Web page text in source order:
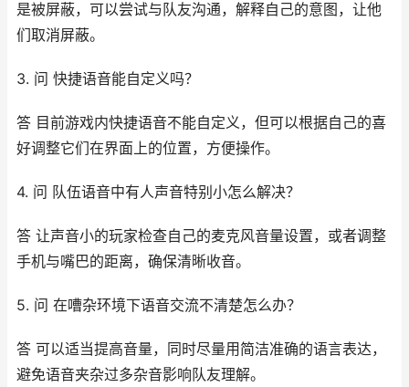
是被屏蔽，可以尝试与队友沟通，解释自己的意图，让他
们取消屏蔽。
3. 问 快捷语音能自定义吗？
答 目前游戏内快捷语音不能自定义，但可以根据自己的喜
好调整它们在界面上的位置，方便操作。
4. 问 队伍语音中有人声音特别小怎么解决？
答 让声音小的玩家检查自己的麦克风音量设置，或者调整
手机与嘴巴的距离，确保清晰收音。
5. 问 在嘈杂环境下语音交流不清楚怎么办？
答 可以适当提高音量，同时尽量用简洁准确的语言表达，
避免语音夹杂过多杂音影响队友理解。